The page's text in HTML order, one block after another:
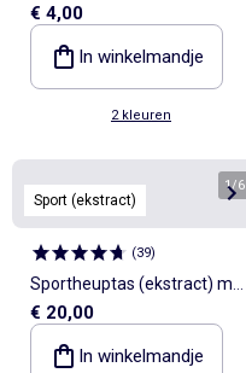
(ekstract)
€ 4,00
In winkelmandje
2 kleuren
Sport (ekstract)
1/6
(39)
Sportheuptas (ekstract) met
buiten- en binnenzakken
15x40 cm
€ 20,00
In winkelmandje